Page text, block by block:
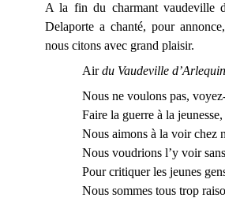
A la fin du charmant vaudeville
Delaporte a chanté, pour
nous citons avec grand plaisir.
Airdu Vaudeville
Nous ne voulons pas,
Faire la guerre à la jeunesse,
Nous aimons à la voir chez
Nous voudrions l’y voir
Pour critiquer les jeunes
Nous sommes tous trop